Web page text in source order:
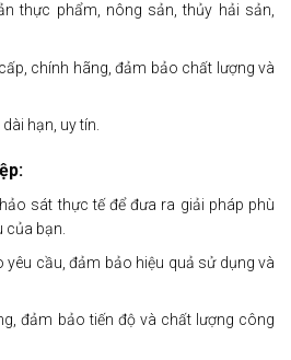
thực phẩm, nông sản, thủy hải sản,
chính hãng, đảm bảo chất lượng và
hạn, uy tín.
sát thực tế để đưa ra giải pháp phù
của bạn.
yêu cầu, đảm bảo hiệu quả sử dụng và
đảm bảo tiến độ và chất lượng công